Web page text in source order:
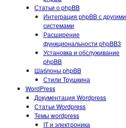
Статьи о phpBB
Интеграция phpBB с другими
системами
Расширение
функциональности phpBB3
Установка и обслуживание
phpBB
Шаблоны phpBB
Стили Трушкина
WordPress
Документация Wordpress
Статьи Wordpress
Темы wordpress
IT и электроника